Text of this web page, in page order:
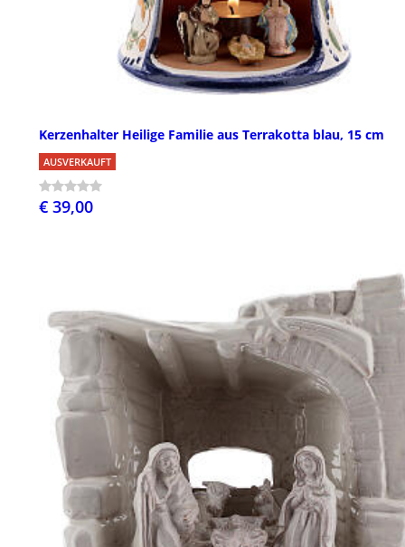
Kerzenhalter Heilige Familie aus Terrakotta blau, 15 cm
AUSVERKAUFT
€ 39,00